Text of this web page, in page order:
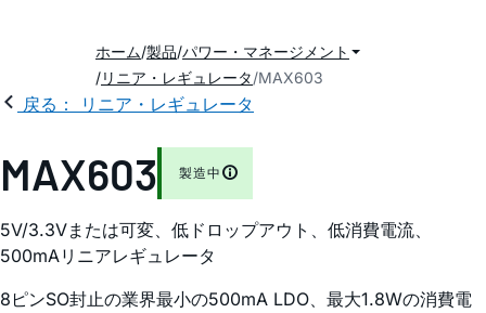
ホーム 製品 パワー・マネージメント
リニア・レギュレータ MAX603
戻る： リニア・レギュレータ
MAX603 製造中
5V/3.3Vまたは可変、低ドロップアウト、低消費電流、
500mAリニアレギュレータ
8ピンSO封止の業界最小の500mA LDO、最大1.8Wの消費電